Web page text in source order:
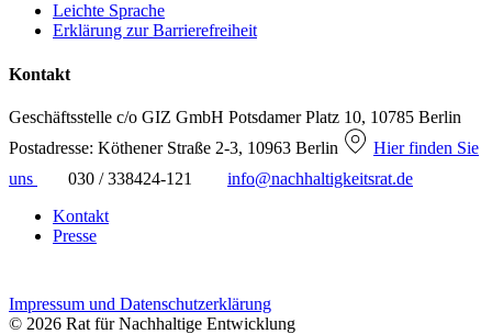
Leichte Sprache
Erklärung zur Barrierefreiheit
Kontakt
Geschäftsstelle c/o GIZ GmbH Potsdamer Platz 10, 10785 Berlin
Postadresse: Köthener Straße 2-3, 10963 Berlin
Hier finden Sie
uns
030 / 338424-121
info@nachhaltigkeitsrat.de
Kontakt
Presse
Impressum und Datenschutzerklärung
© 2026 Rat für Nachhaltige Entwicklung